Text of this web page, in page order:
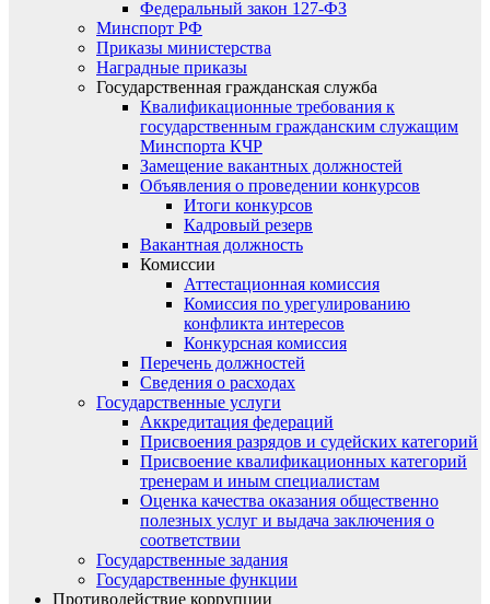
Федеральный закон 127-ФЗ
Минспорт РФ
Приказы министерства
Наградные приказы
Государственная гражданская служба
Квалификационные требования к
государственным гражданским служащим
Минспорта КЧР
Замещение вакантных должностей
Объявления о проведении конкурсов
Итоги конкурсов
Кадровый резерв
Вакантная должность
Комиссии
Аттестационная комиссия
Комиссия по урегулированию
конфликта интересов
Конкурсная комиссия
Перечень должностей
Сведения о расходах
Государственные услуги
Аккредитация федераций
Присвоения разрядов и судейских категорий
Присвоение квалификационных категорий
тренерам и иным специалистам
Оценка качества оказания общественно
полезных услуг и выдача заключения о
соответствии
Государственные задания
Государственные функции
Противодействие коррупции